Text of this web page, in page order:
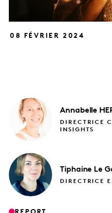
08 FÉVRIER 2024
Annabelle
DIRECTRICE
INSIGHTS
Tiphaine Le
DIRECTRICE